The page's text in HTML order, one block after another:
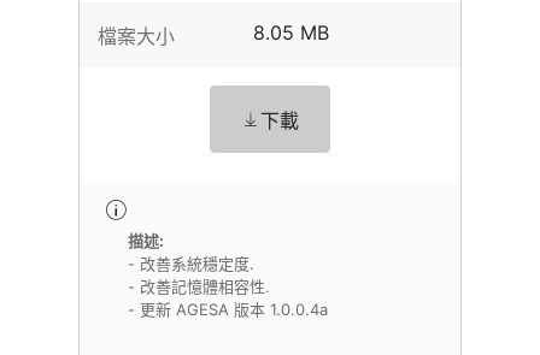
檔案大小 8.05 MB
下載
描述:
- 改善系統穩定度.
- 改善記憶體相容性.
- 更新 AGESA 版本 1.0.0.4a